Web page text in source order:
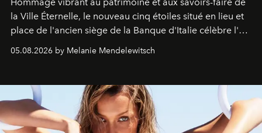
la Ville Éternelle, le nouveau cinq étoiles situé en lieu et
place de l'ancien siège de la Banque d'Italie célèbre l'art
de vivre Romain dans toute son élégance intemporelle.
05.08.2026 by Melanie Mendelewitsch